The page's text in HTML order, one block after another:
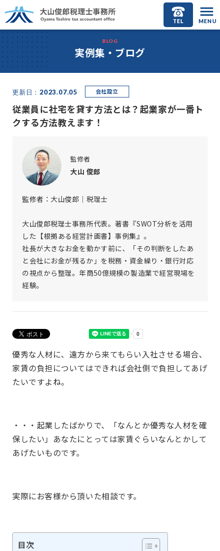
TEL MENU
BLOG
実例集・ブログ
更新日：2023.07.05 会社設立
従業員に社宅を貸す方法とは？起業家が一番ト
クする方法教えます！
監修者
大山 俊郎
監修者：大山俊郎｜税理士
大山俊郎税理士事務所代表。著書『SWOT分析を活用
した【根拠ある経営計画書】事例集』。
社長が大きなお金を動かす前に、「その判断をしたあ
と会社にお金が残るか」を税務・資金繰り・銀行対応
の視点から整理。年商50億規模の製造業で経営現場を
経験。
優秀な人材に、遠方から来てもらい入社させる場合、
家賃の負担についてはできれば会社側で負担してあげ
たいですよね。
・・・起業したばかりで、「なんとか優秀な人材を確
保したい」あなたにとっては家賃ぐらいなんとかして
あげたいものです。
実際にお客様から頂いた相談です。
目次